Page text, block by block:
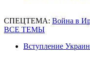
СПЕЦТЕМА: Война в
ВСЕ ТЕМЫ
Вступление